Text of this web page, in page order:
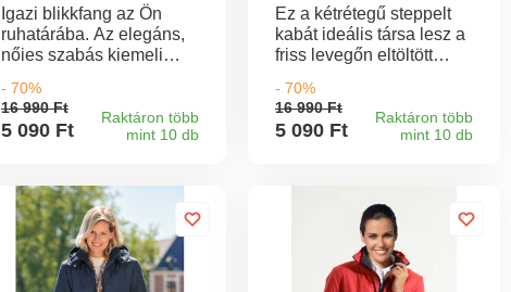
Igazi blikkfang az Ön
ruhatárába. Az elegáns,
nőies szabás kiemeli
varrások pedig lendületet
adnak sziluettjének.
- 70%
16 990 Ft
5 090 Ft
Raktáron több
mint 10 db
Ez a kétrétegű steppelt
kabát ideális társa lesz a
friss levegőn eltöltött
Állógallérja és nagy
kapucnija megvédi Önt a
zord időjárástól. Tartsa
- 70%
16 990 Ft
5 090 Ft
Raktáron több
mint 10 db